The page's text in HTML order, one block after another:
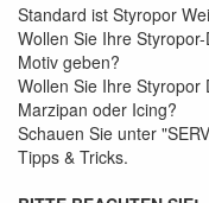
Standard ist Styropor
Wollen Sie Ihre
Motiv geben?
Wollen Sie Ihre Styropor
Marzipan oder Icing?
Schauen Sie unter
Tipps & Tricks.